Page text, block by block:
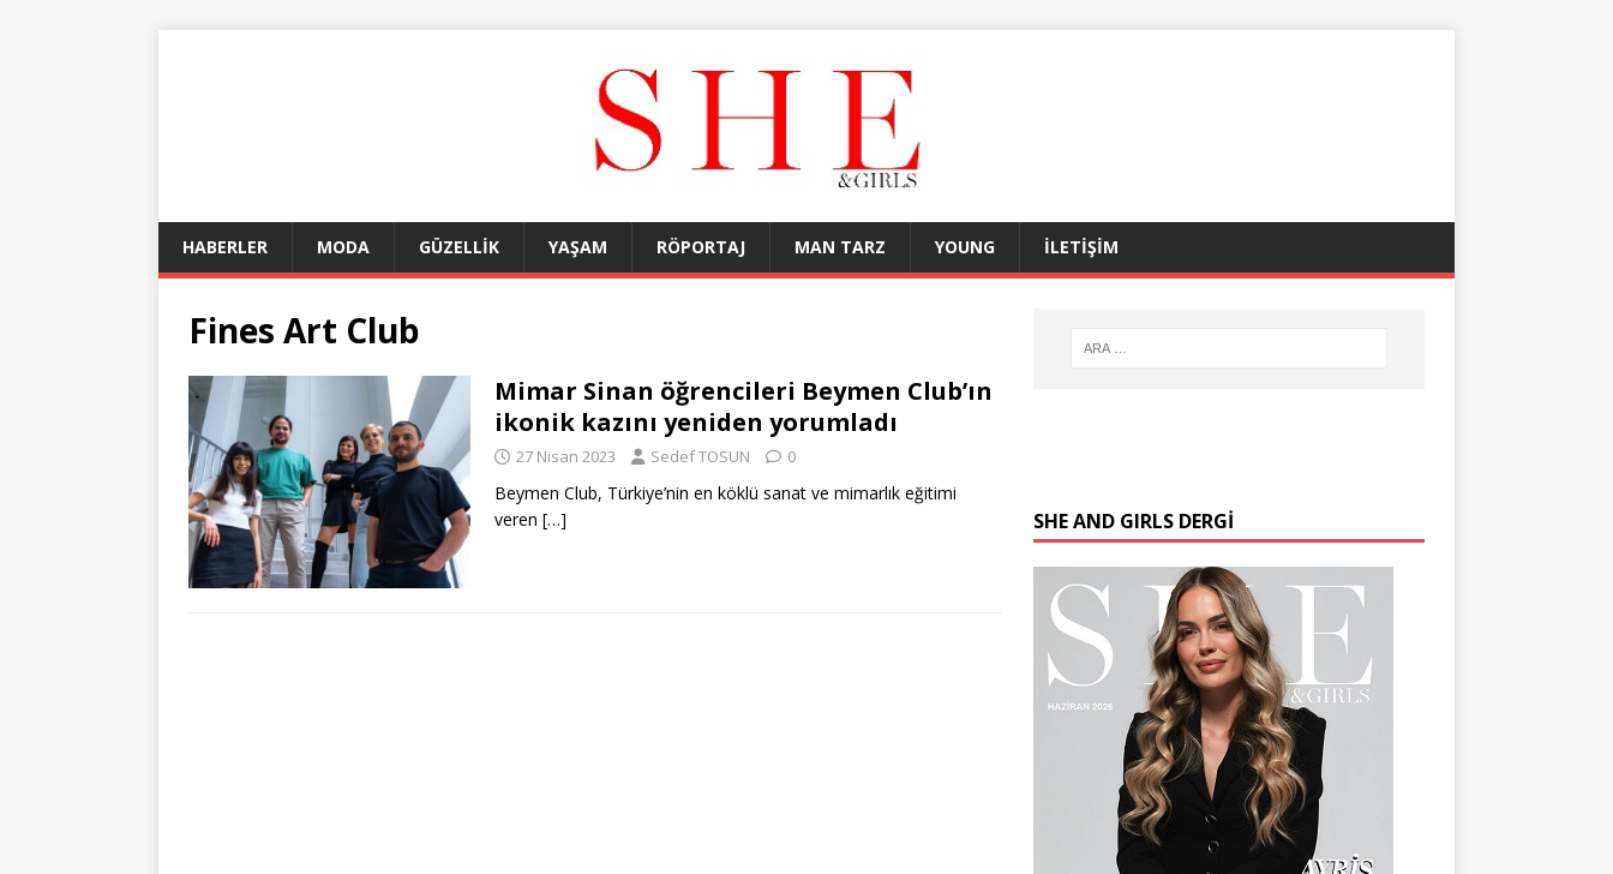
HABERLER MODA GÜZELLİK YAŞAM RÖPORTAJ MAN TARZ YOUNG İLETİŞİM
Fines Art Club
Mimar Sinan öğrencileri Beymen Club’ın
ikonik kazını yeniden yorumladı
27 Nisan 2023 Sedef TOSUN 0
Beymen Club, Türkiye’nin en köklü sanat ve mimarlık eğitimi
veren […] SHE AND GIRLS DERGİ